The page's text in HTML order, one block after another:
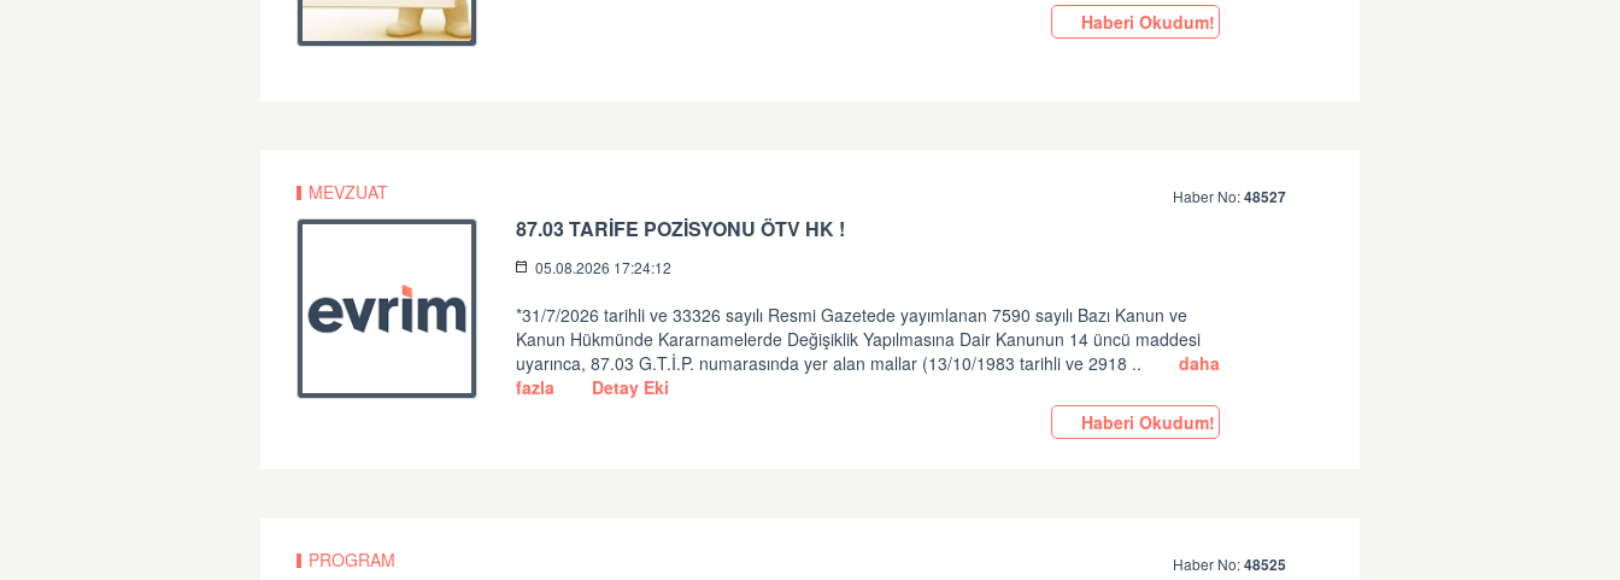
Haberi Okudum!
MEVZUAT Haber No:48527
87.03 TARİFE POZİSYONU ÖTV HK !
05.08.2026 17:24:12
*31/7/2026 tarihli ve 33326 sayılı Resmi Gazetede yayımlanan 7590 sayılı Bazı Kanun ve
Kanun Hükmünde Kararnamelerde Değişiklik Yapılmasına Dair Kanunun 14 üncü maddesi
uyarınca, 87.03 G.T.İ.P. numarasında yer alan mallar (13/10/1983 tarihli ve 2918 ..
daha
fazla
Detay Eki
Haberi Okudum!
PROGRAM Haber No:48525